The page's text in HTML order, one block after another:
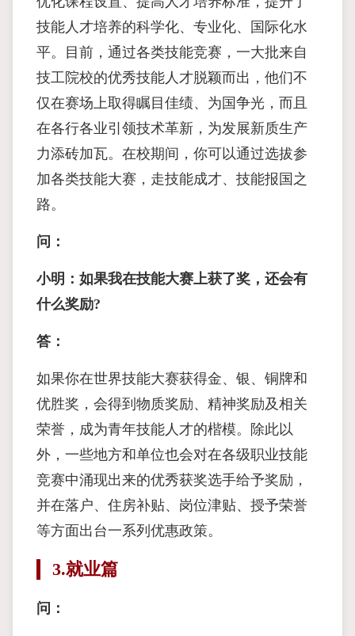
技能人才培养的科学化、专业化、国际化水
平。目前，通过各类技能竞赛，一大批来自
技工院校的优秀技能人才脱颖而出，他们不
仅在赛场上取得瞩目佳绩、为国争光，而且
在各行各业引领技术革新，为发展新质生产
力添砖加瓦。在校期间，你可以通过选拔参
加各类技能大赛，走技能成才、技能报国之
路。
问：
小明：如果我在技能大赛上获了奖，还会有
什么奖励?
答：
如果你在世界技能大赛获得金、银、铜牌和
优胜奖，会得到物质奖励、精神奖励及相关
荣誉，成为青年技能人才的楷模。除此以
外，一些地方和单位也会对在各级职业技能
竞赛中涌现出来的优秀获奖选手给予奖励，
并在落户、住房补贴、岗位津贴、授予荣誉
等方面出台一系列优惠政策。
3.就业篇
问：